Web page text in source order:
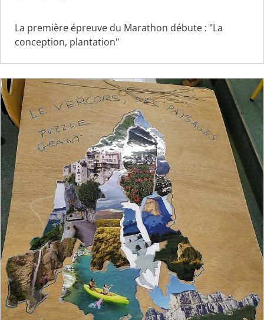
La première épreuve du Marathon débute : "La
conception, plantation"